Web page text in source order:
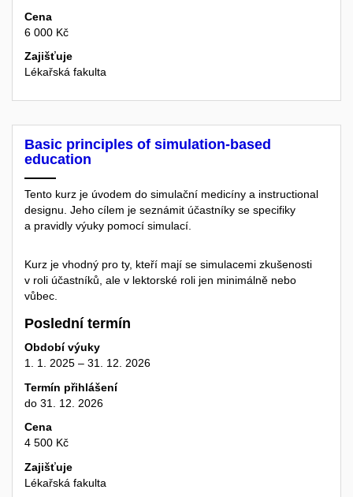
Cena
6 000 Kč
Zajišťuje
Lékařská fakulta
Basic principles of simulation-based
education
Tento kurz je úvodem do simulační medicíny a instructional
designu. Jeho cílem je seznámit účastníky se specifiky
a pravidly výuky pomocí simulací.
Kurz je vhodný pro ty, kteří mají se simulacemi zkušenosti
v roli účastníků, ale v lektorské roli jen minimálně nebo
vůbec.
Poslední termín
Období výuky
1. 1. 2025 – 31. 12. 2026
Termín přihlášení
do 31. 12. 2026
Cena
4 500 Kč
Zajišťuje
Lékařská fakulta